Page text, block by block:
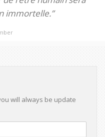
immortelle.”
will always be update